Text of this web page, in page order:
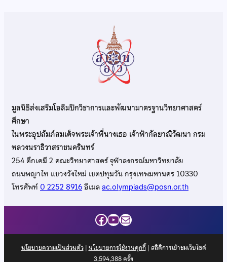
มูลนิธิส่งเสริมโอลิมปิกวิชาการและพัฒนามาตรฐานวิทยาศาสตร์
ศึกษา
ในพระอุปถัมภ์สมเด็จพระเจ้าพี่นางเธอ เจ้าฟ้ากัลยาณิวัฒนา กรม
หลวงนราธิวาสราชนครินทร์
254 ตึกเคมี 2 คณะวิทยาศาสตร์ จุฬาลงกรณ์มหาวิทยาลัย
ถนนพญาไท แขวงวังใหม่ เขตปทุมวัน กรุงเทพมหานคร 10330
โทรศัพท์0 2252 8916อีเมลac.olympiads@posn.or.th
Facebook
YouTube
Mail
นโยบายความเป็นส่วนตัว| นโยบายการใช้งานคุกกี้| สถิติการเข้าชมเว็บไซต์
3,594,388ครั้ง